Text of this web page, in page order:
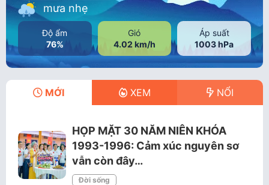
mưa nhẹ
Độ ẩm
76%
Gió
4.02 km/h
Áp suất
1003 hPa
MỚI XEM NỔI
HỌP MẶT 30 NĂM NIÊN KHÓA
1993-1996: Cảm xúc nguyên sơ
vẫn còn đây…
Đời sống